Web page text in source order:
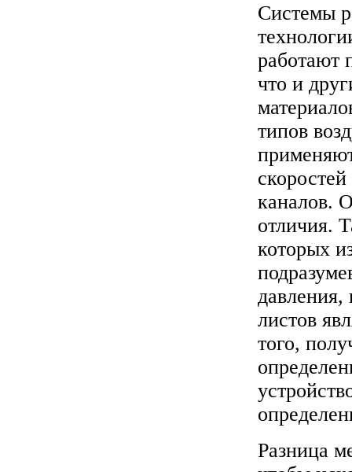
Системы
работают
что и
типов
каналов.
отличия.
которых
давления,
листов
того,
Разница